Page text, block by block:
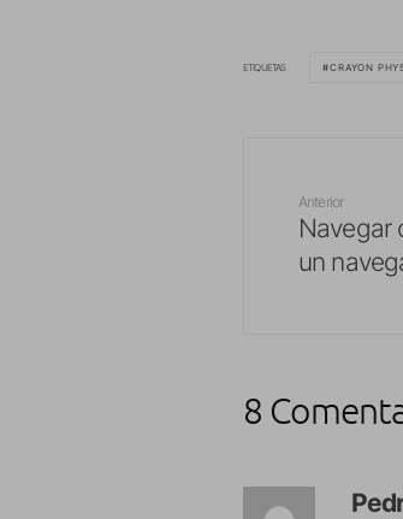
ETIQUETAS CRAYON
Anterior
Navegar
un
8